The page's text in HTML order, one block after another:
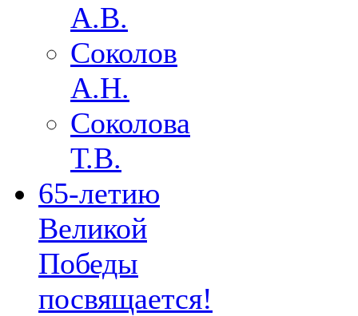
А.В.
Соколов
А.Н.
Соколова
Т.В.
65-летию
Великой
Победы
посвящается!